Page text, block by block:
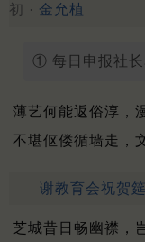
初 · 金允植
① 每日申报社长
薄艺何能返俗淳，
不堪伛偻循墙走，
谢教育会祝贺筵
芝城昔日畅幽襟，